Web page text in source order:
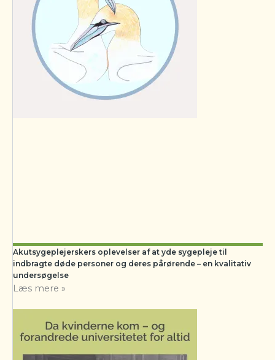
Akutsygeplejerskers oplevelser af at yde sygepleje til
indbragte døde personer og deres pårørende – en kvalitativ
undersøgelse
Læs mere »